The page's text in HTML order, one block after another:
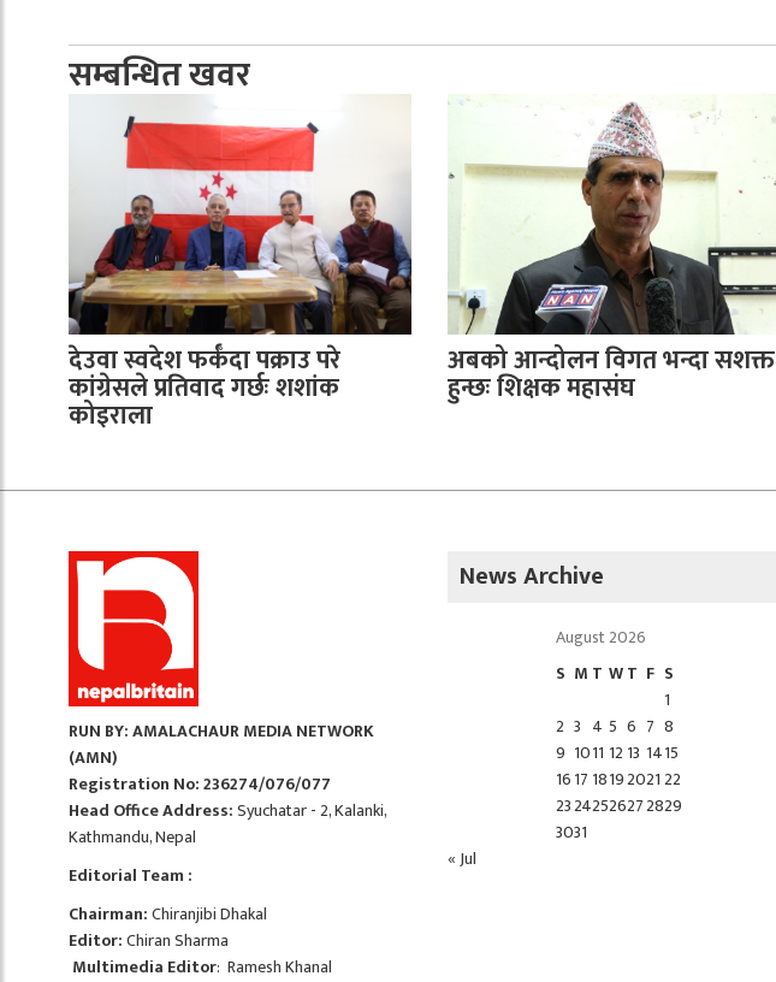
सम्बन्धित खवर
देउवा स्वदेश फर्कँदा पक्राउ परे
कांग्रेसले प्रतिवाद गर्छः शशांक
कोइराला
अबको आन्दोलन विगत भन्दा सशक्त
हुन्छः शिक्षक महासंघ
RUN BY: AMALACHAUR MEDIA NETWORK
(AMN)
Registration No: 236274/076/077
Head Office Address:Syuchatar - 2, Kalanki,
Kathmandu, Nepal
Editorial Team :
Chairman:Chiranjibi Dhakal
Editor:Chiran Sharma
Multimedia Editor: Ramesh Khanal
News Archive
August 2026
S M T WT F S
1
2 3 4 5 6 7 8
9 1011 12 13 1415
1617 1819202122
23242526272829
3031
« Jul